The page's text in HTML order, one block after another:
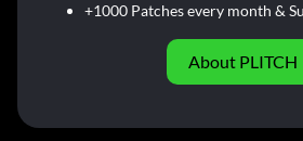
+1000 Patches every month &
About PLITCH